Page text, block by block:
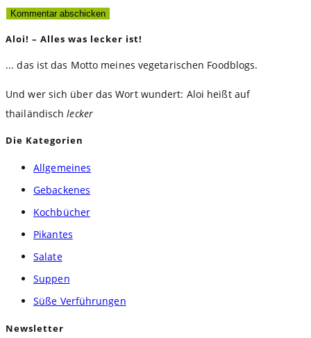
zum
Adresse
ein
URL
Aloi! – Alles was lecker ist!
... das ist das Motto meines vegetarischen Foodblogs.
Und wer sich über das Wort wundert: Aloi heißt auf
thailändischlecker
Die Kategorien
Allgemeines
Gebackenes
Kochbücher
Pikantes
Salate
Suppen
Süße Verführungen
Newsletter